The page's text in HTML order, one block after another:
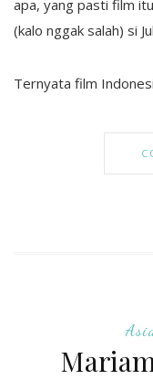
apa, yang pasti film
(kalo nggak salah) si
Ternyata film